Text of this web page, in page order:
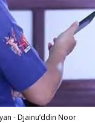
- Djainu’ddin Noor